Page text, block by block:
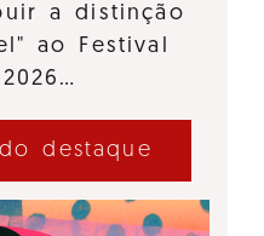
a distinção
ao Festival
destaque